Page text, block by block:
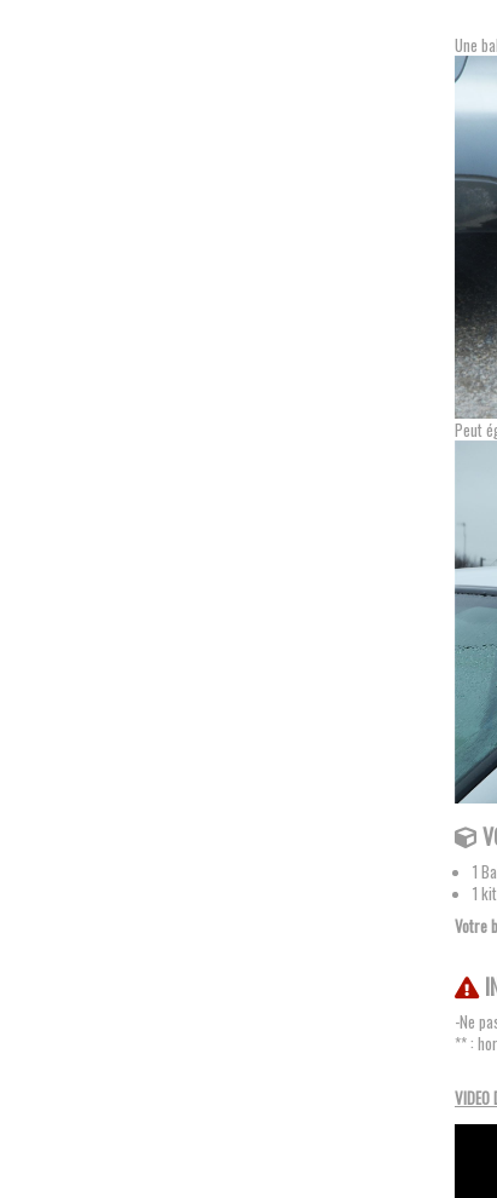
Une
Peut
1
1
Votre
-Ne
** :
VIDEO